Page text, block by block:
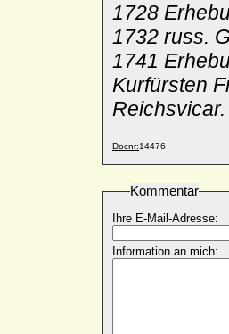
1728
1732 russ.
1741
Kurfürsten
Reichsvicar.
Docnr:14476
Kommentar
Ihre E-Mail-Adresse:
Information an mich: